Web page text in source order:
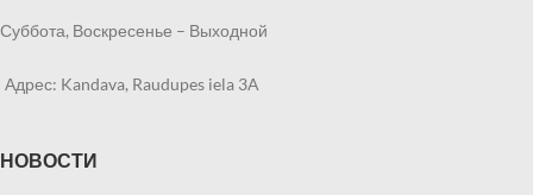
Суббота, Воскресенье – Выходной
Адрес: Kandava, Raudupes iela 3A
НОВОСТИ